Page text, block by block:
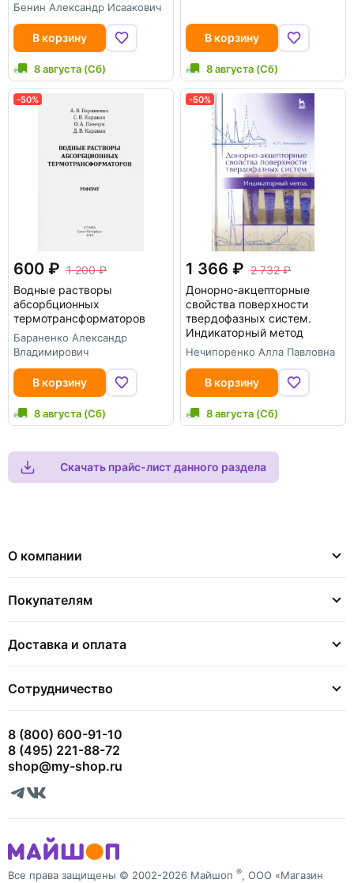
Бенин Александр Исаакович
В корзину
8 августа (Сб)
В корзину
8 августа (Сб)
-50%
600
1 200
Водные растворы
абсорбционных
термотрансформаторов
Бараненко Александр
Владимирович
В корзину
8 августа (Сб)
-50%
1 366
2 732
Донорно-акцепторные
свойства поверхности
твердофазных систем.
Индикаторный метод
Нечипоренко Алла Павловна
В корзину
8 августа (Сб)
Скачать прайс-лист данного раздела
О компании
Покупателям
Доставка и оплата
Сотрудничество
8 (800) 600-91-10
8 (495) 221-88-72
shop@my-shop.ru
Все права защищены © 2002-2026 Майшоп ®, ООО «Магазин